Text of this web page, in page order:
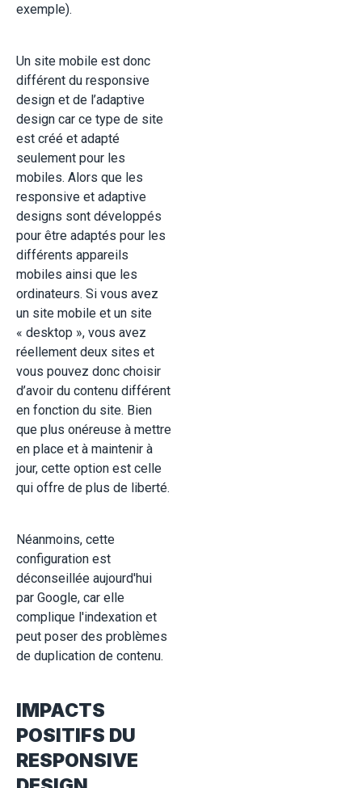
exemple).
Un site mobile est donc
différent du responsive
design et de l’adaptive
design car ce type de site
est créé et adapté
seulement pour les
mobiles. Alors que les
responsive et adaptive
designs sont développés
pour être adaptés pour les
différents appareils
mobiles ainsi que les
ordinateurs. Si vous avez
un site mobile et un site
« desktop », vous avez
réellement deux sites et
vous pouvez donc choisir
d’avoir du contenu différent
en fonction du site. Bien
que plus onéreuse à mettre
en place et à maintenir à
jour, cette option est celle
qui offre de plus de liberté.
Néanmoins, cette
configuration est
déconseillée aujourd'hui
par Google, car elle
complique l'indexation et
peut poser des problèmes
de duplication de contenu.
IMPACTS
POSITIFS DU
RESPONSIVE